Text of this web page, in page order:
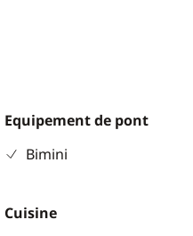
Equipement de pont
Bimini
Cuisine